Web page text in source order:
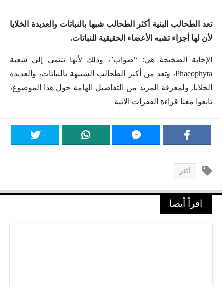
تعد الطحالب البنية أكثر الطحالب شبها بالنباتات والعديدة الخلايا
لأن لها أجزاء تشبه الأعضاء الحقيقية للنباتات.
الإجابة الصحيحة هي: “صواب”، وذلك لأنها تنتمى إلى شعبة
Phaeophyta، وتعد من أكبر الطحالب الشبيهة بالنباتات، والعديدة
الخلايا. ولمعرفة المزيد من التفاصيل الهامة حول هذا الموضوع،
تابعوا معنا قراءة الفقرات الآتية
أكثر
اقرأ أيضا